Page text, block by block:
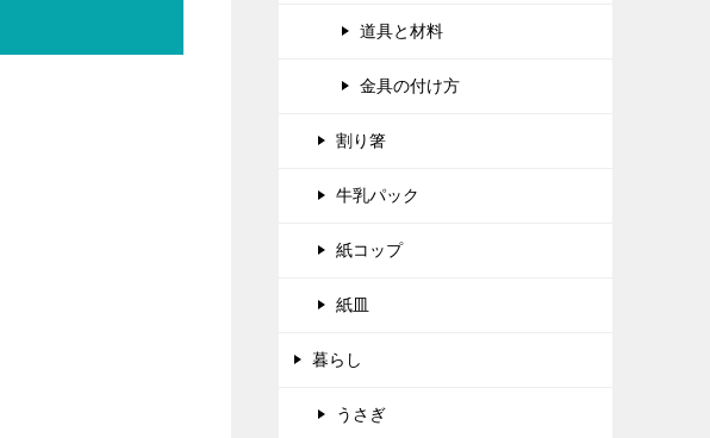
道具と材料
金具の付け方
割り箸
牛乳パック
紙コップ
紙皿
暮らし
うさぎ